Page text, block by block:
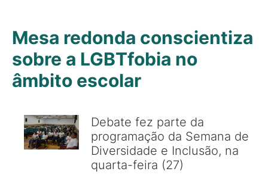
Mesa redonda conscientiza
sobre a LGBTfobia no
âmbito escolar
Debate fez parte da
programação da Semana de
Diversidade e Inclusão, na
quarta-feira (27)